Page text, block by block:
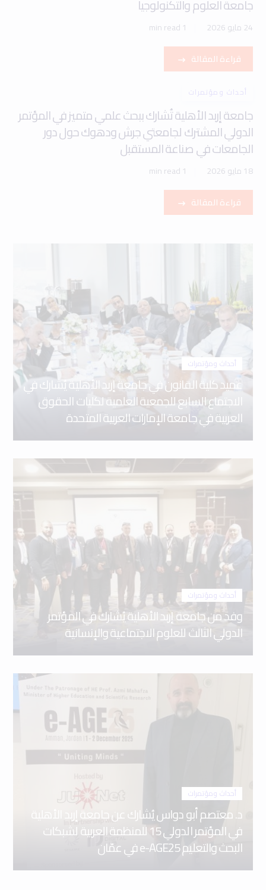
جامعة العلوم والتكنولوجيا
24 مايو 2026 1 min read
قراءة المقالة
أحداث ومؤتمرات
جامعة إربد الأهلية تُشارك ببحث علمي متميز في المؤتمر
الدولي المشترك لجامعتي جرش ودهوك حول دور
الجامعات في صناعة المستقبل
18 مايو 2026 1 min read
قراءة المقالة
أحداث ومؤتمرات
عميد كلية القانون في جامعة إربد الأهلية يُشارك في
الاجتماع السابع للجمعية العلمية لكليات الحقوق
العربية في جامعة الإمارات العربية المتحدة
أحداث ومؤتمرات
وفد من جامعة إربد الأهلية يُشارك في المؤتمر
الدولي الثالث للعلوم الاجتماعية والإنسانية
أحداث ومؤتمرات
د. معتصم أبو دواس يُشارك عن جامعة إربد الأهلية
في المؤتمر الدولي 15 للمنظمة العربية لشبكات
البحث والتعليم e-AGE25 في عمّان